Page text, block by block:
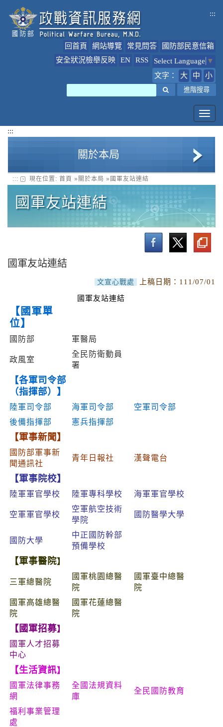
:::
回首頁 網站導覽 常見問答
國防部民意信箱
安全狀況檢舉反映
EN RSS Select Language ▼
文字：
大 中 小
進階搜尋
:::
關於本局
政戰局簡介
局長簡介
政戰局業務介紹
相關單位聯絡電話
國軍友站連結
::: 現在位置: 首頁 » 關於本局 » 國軍友站連結
國軍友站連結
國軍友站連結
文宣心戰處 上稿日期： 111/07/01
國軍友站連結
【國軍單
位】
國防部 軍醫局
政風室
全民防衛動員
署
【各軍司令部
（指揮部）】
陸軍司令部 海軍司令部
空軍司令部
後備指揮部
憲兵指揮部
【軍事新聞】
國防部軍事新
聞通訊社
青年日報社 漢聲電台
【軍事院校】
陸軍軍官學校 陸軍專科學校 海軍軍官學校
空軍軍官學校
空軍航空技術
學院
國防醫學大學
國防大學
中正國防幹部
預備學校
【軍事醫院】
三軍總醫院
國軍桃園總醫
院
國軍臺中總醫
院
國軍高雄總醫
院
國軍花蓮總醫
院
【國軍招募】
國軍人才招募
中心
【生活資訊】
國軍法律事務
網
全國法規資料
庫
全民國防教育
福利事業管理
處